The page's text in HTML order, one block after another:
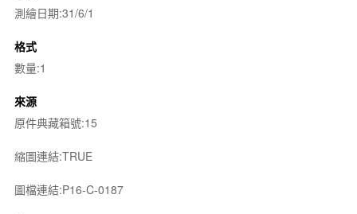
測繪日期:31/6/1
格式
數量:1
來源
原件典藏箱號:15
縮圖連結:TRUE
圖檔連結:P16-C-0187